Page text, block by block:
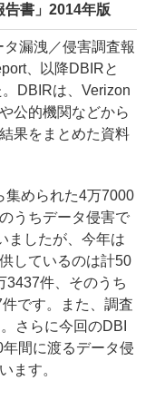
書」2014年版
漏洩／侵害調査報
、以降DBIRと
DBIRは、Verizon
公的機関などから
果をまとめた資料
められた4万7000
うちデータ侵害で
ましたが、今年は
しているのは計50
3437件、そのうち
です。また、調査
さらに今回のDBI
間に渡るデータ侵
ます。